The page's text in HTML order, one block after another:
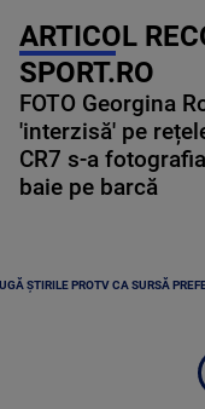
ARTICOL
SPORT.RO
FOTO Georgina
'interzisă' pe
CR7 s-a
baie pe barcă
ȘTIRILE PROTV CA SURSĂ